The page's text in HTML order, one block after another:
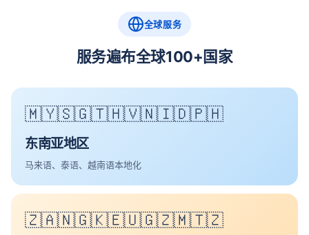
全球服务
服务遍布全球100+国家
🇲🇾🇸🇬🇹🇭🇻🇳🇮🇩🇵🇭
东南亚地区
马来语、泰语、越南语本地化
🇿🇦🇳🇬🇰🇪🇺🇬🇿🇲🇹🇿